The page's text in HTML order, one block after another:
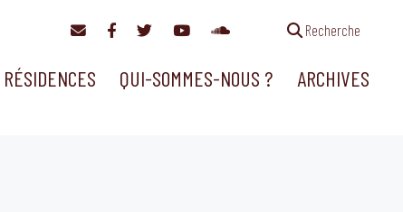
Recherche
RÉSIDENCES QUI-SOMMES-NOUS ? ARCHIVES